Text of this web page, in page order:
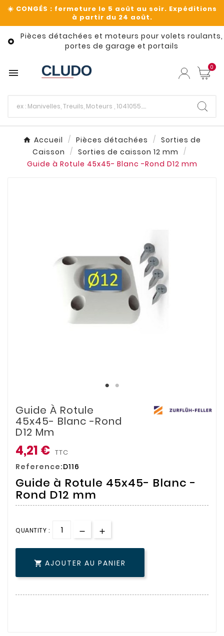

Pièces détachées et moteurs pour volets roulants,
portes de garage et portails
 0
Accueil Pièces détachées
Sorties de
Caisson
Sorties de caisson 12 mm
Guide à Rotule 45x45- Blanc -Rond D12 mm
Guide À Rotule
45x45- Blanc -Rond
D12 Mm
4,21 € TTC
Reference:D116
Guide à Rotule 45x45- Blanc -
Rond D12 mm
QUANTITY :
 AJOUTER AU PANIER